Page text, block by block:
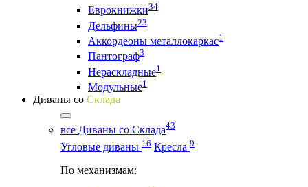
Еврокнижки34
Дельфины23
Аккордеоны металлокаркас1
Пантограф3
Нераскладные1
Модульные1
Диваны со Склада
все Диваны со Склада43
Угловые диваны 16 Кресла 9
По механизмам: